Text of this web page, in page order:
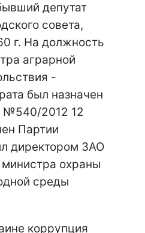
депутат
совета,
г. На должность
аграрной
-
был назначен
№540/2012 12
Партии
директором ЗАО
охраны
среды
коррупция